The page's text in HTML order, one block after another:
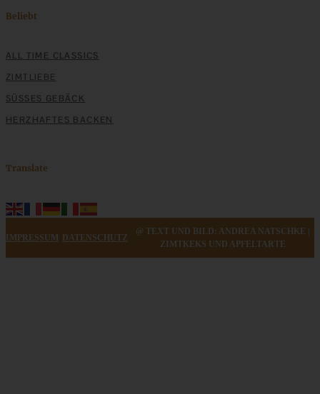
Beliebt
ALL TIME CLASSICS
ZIMTLIEBE
SÜSSES GEBÄCK
HERZHAFTES BACKEN
Translate
IMPRESSUM DATENSCHUTZ
@ TEXT UND BILD: ANDREA NATSCHKE |
ZIMTKEKS UND APFELTARTE